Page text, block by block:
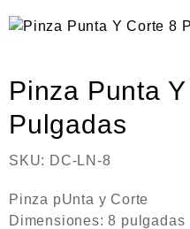
Neumática
Ferretería
Mezcladoras
Línea de productos
Campismo
Pinza Punta
Pulgadas
SKU: DC-LN-8
Pinza pUnta y Corte
Dimensiones: 8 pulgadas